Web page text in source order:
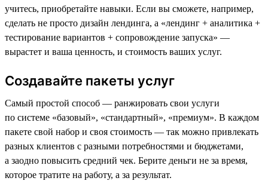
учитесь, приобретайте навыки. Если вы сможете, например,
сделать не просто дизайн лендинга, а «лендинг + аналитика +
тестирование вариантов + сопровождение запуска» —
вырастет и ваша ценность, и стоимость ваших услуг.
Создавайте пакеты услуг
Самый простой способ — ранжировать свои услуги
по системе «базовый», «стандартный», «премиум». В каждом
пакете свой набор и своя стоимость — так можно привлекать
разных клиентов с разными потребностями и бюджетами,
а заодно повысить средний чек. Берите деньги не за время,
которое тратите на работу, а за результат.